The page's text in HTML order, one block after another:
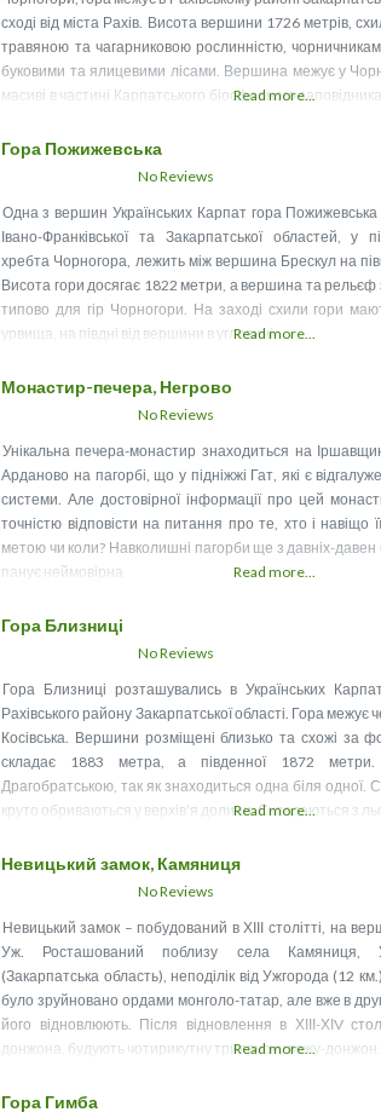
сході від міста Рахів. Висота вершини 1726 метрів,
травяною та чагарниковою рослинністю,
буковими та ялицевими лісами. Вершина межує у
масиві в частині Карпатського біосферного
Read more...
Гора Пожижевська
No Reviews
Одна з вершин Українських Карпат гора
Івано-Франківської та Закарпатської областей, у
хребта Чорногора, лежить між вершина Брескул на
Висота гори досягає 1822 метри, а вершина та рельєф
типово для гір Чорногори. На заході схили гори
урвища, на півдні від вершини в угловиніRead more...
Монастир-печера, Негрово
No Reviews
Унікальна печера-монастир знаходиться на
Арданово на пагорбі, що у підніжжі Гат, які є
системи. Але достовірної інформації про цей
точністю відповісти на питання про те, хто і навіщо
метою чи коли? Навколишні пагорби ще з давніх-
панує неймовірна
Read more...
Гора Близниці
No Reviews
Гора Близниці розташувались в Українських
Рахівського району Закарпатської області. Гора межує
Косівська. Вершини розміщені близько та схожі за
складає 1883 метра, а південної 1872
Драгобратською, так як знаходиться одна біля одної.
круто обриваються у верхів’я долини. Складаються з
Read more...
Невицький замок, Камяниця
No Reviews
Невицький замок – побудований в ХІІІ столітті, на
Уж. Росташований поблизу села Камяниця,
(Закарпатська область), неподілік від Ужгорода (12
було зруйновано ордами монголо-татар, але вже в
його відновлюють. Після відновлення в ХІІІ-ХІV
донжона, будують чотирикутну триярусну вежу-
Read more...
Гора Гимба